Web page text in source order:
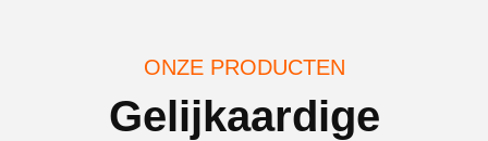
ONZE PRODUCTEN
Gelijkaardige